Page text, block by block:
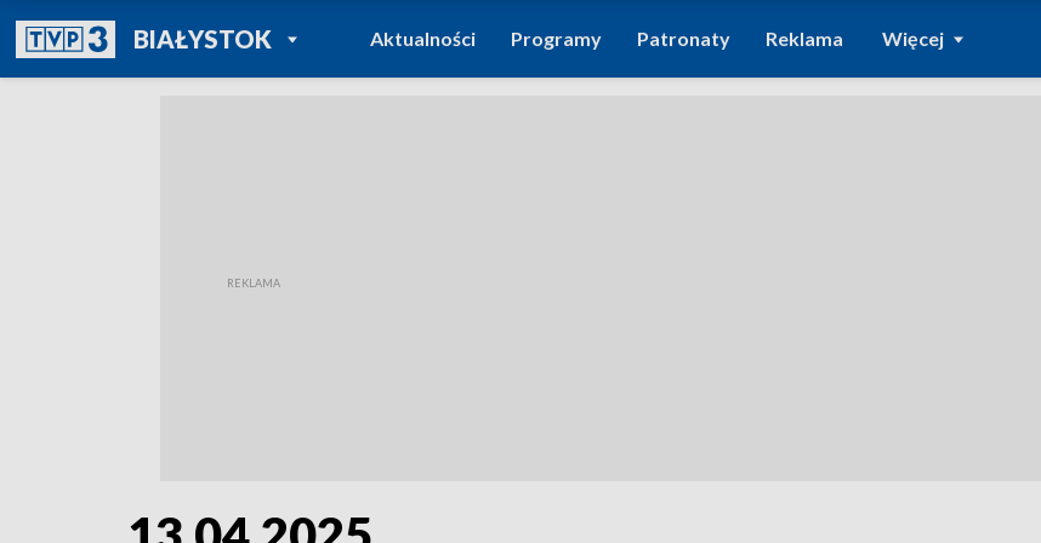
BIAŁYSTOKPOWRÓT DO
TVP REGIONY
Aktualności Programy Patronaty Reklama Więcej